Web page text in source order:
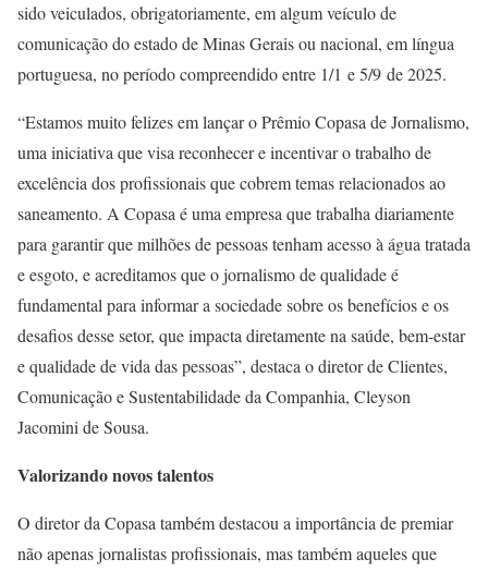
sido veiculados, obrigatoriamente, em algum veículo de
comunicação do estado de Minas Gerais ou nacional, em língua
portuguesa, no período compreendido entre 1/1 e 5/9 de 2025.
“Estamos muito felizes em lançar o Prêmio Copasa de Jornalismo,
uma iniciativa que visa reconhecer e incentivar o trabalho de
excelência dos profissionais que cobrem temas relacionados ao
saneamento. A Copasa é uma empresa que trabalha diariamente
para garantir que milhões de pessoas tenham acesso à água tratada
e esgoto, e acreditamos que o jornalismo de qualidade é
fundamental para informar a sociedade sobre os benefícios e os
desafios desse setor, que impacta diretamente na saúde, bem-estar
e qualidade de vida das pessoas”, destaca o diretor de Clientes,
Comunicação e Sustentabilidade da Companhia, Cleyson
Jacomini de Sousa.
Valorizando novos talentos
O diretor da Copasa também destacou a importância de premiar
não apenas jornalistas profissionais, mas também aqueles que